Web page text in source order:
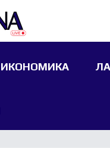
ИКОНОМИКА